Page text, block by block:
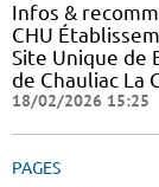
Infos &
CHU
Site Unique de
de Chauliac La
18/02/2026 15:25
PAGES